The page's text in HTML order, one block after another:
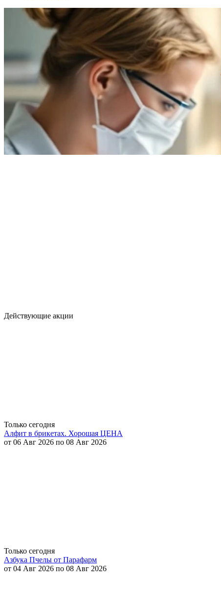
Действующие акции
Только сегодня
Алфит в брикетах. Хорошая ЦЕНА
от 06 Авг 2026 по 08 Авг 2026
Только сегодня
Азбука Пчелы от Парафарм
от 04 Авг 2026 по 08 Авг 2026